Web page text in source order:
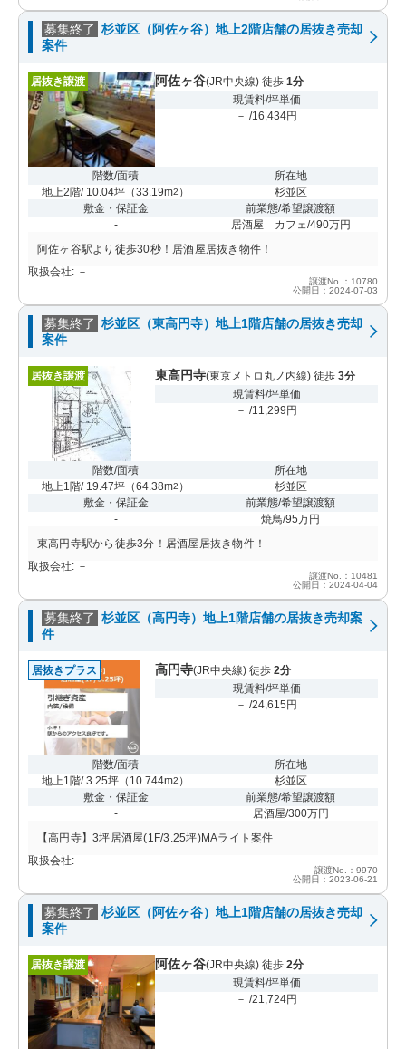
募集終了 杉並区（阿佐ヶ谷）地上2階店舗の居抜き売却
案件
居抜き譲渡 阿佐ヶ谷(JR中央線) 徒歩 1分
現賃料/坪単価
－ /16,434円
階数/面積
地上2階/ 10.04坪 （33.19m2 ）
所在地
杉並区
敷金・保証金
-
前業態/希望譲渡額
居酒屋 カフェ/490万円
阿佐ヶ谷駅より徒歩30秒！居酒屋居抜き物件！
取扱会社: －
譲渡No.：10780
公開日：2024-07-03
募集終了 杉並区（東高円寺）地上1階店舗の居抜き売却
案件
居抜き譲渡 東高円寺(東京メトロ丸ノ内線) 徒歩 3分
現賃料/坪単価
－ /11,299円
階数/面積
地上1階/ 19.47坪 （64.38m2 ）
所在地
杉並区
敷金・保証金
-
前業態/希望譲渡額
焼鳥/95万円
東高円寺駅から徒歩3分！居酒屋居抜き物件！
取扱会社: －
譲渡No.：10481
公開日：2024-04-04
募集終了 杉並区（高円寺）地上1階店舗の居抜き売却案
件
居抜きプラス 高円寺(JR中央線) 徒歩 2分
現賃料/坪単価
－ /24,615円
階数/面積
地上1階/ 3.25坪 （ 10.744m2 ）
所在地
杉並区
敷金・保証金
-
前業態/希望譲渡額
居酒屋/300万円
【高円寺】3坪居酒屋(1F/3.25坪)MAライト案件
取扱会社: －
譲渡No.：9970
公開日：2023-06-21
募集終了 杉並区（阿佐ヶ谷）地上1階店舗の居抜き売却
案件
居抜き譲渡 阿佐ヶ谷(JR中央線) 徒歩 2分
現賃料/坪単価
－ /21,724円